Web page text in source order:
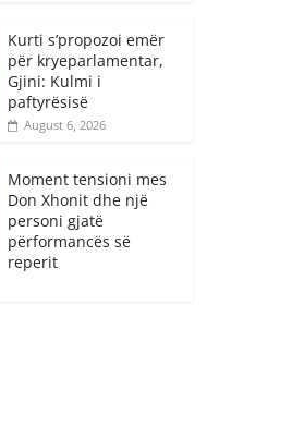
Kurti s’propozoi emër
për kryeparlamentar,
Gjini: Kulmi i
paftyrësisë
August 6, 2026
Moment tensioni mes
Don Xhonit dhe një
personi gjatë
përformancës së
reperit